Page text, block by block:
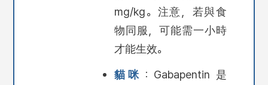
mg/kg。注意，若與食
物同服，可能需一小時
才能生效。
貓咪 ：Gabapentin 是